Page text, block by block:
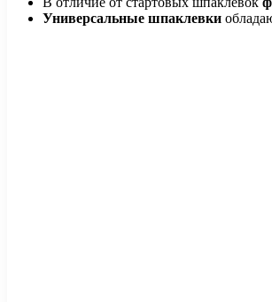
Универсальные шпаклевки